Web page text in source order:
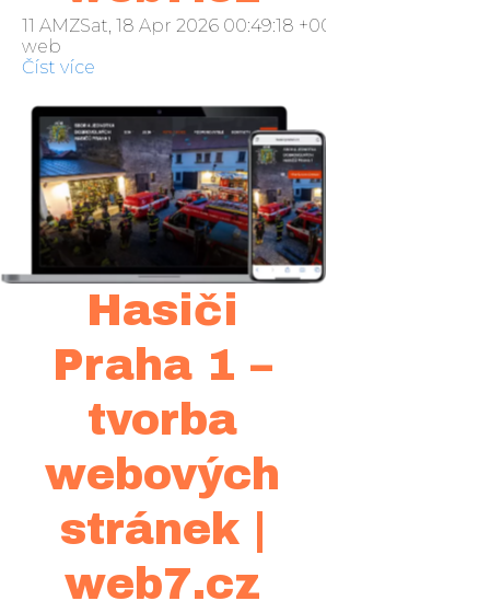
11 AMZSat, 18 Apr 2026 00:49:18 +000049sobota 2016
web
Číst více
Hasiči
Praha 1 –
tvorba
webových
stránek |
web7.cz